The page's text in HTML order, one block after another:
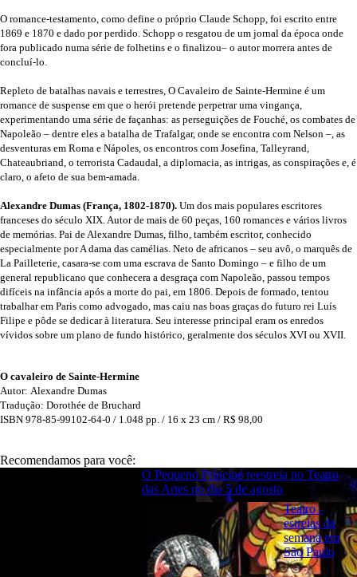
O romance-testamento, como define o próprio Claude Schopp, foi escrito entre
1869 e 1870 e dado por perdido. Schopp o resgatou de um jornal da época onde
fora publicado numa série de folhetins e o finalizou– o autor morrera antes de
concluí-lo.
Repleto de batalhas navais e terrestres, O Cavaleiro de Sainte-Hermine é um
romance de suspense em que o herói pretende perpetrar uma vingança,
experimentando uma série de façanhas: as perseguições de Fouché, os combates de
Napoleão – dentre eles a batalha de Trafalgar, onde se encontra com Nelson –, as
desventuras em Roma e Nápoles, os encontros com Josefina, Talleyrand,
Chateaubriand, o terrorista Cadaudal, a diplomacia, as intrigas, as conspirações e, é
claro, o afeto de sua bem-amada.
Alexandre Dumas (França, 1802-1870). Um dos mais populares escritores
franceses do século XIX. Autor de mais de 60 peças, 160 romances e vários livros
de memórias. Pai de Alexandre Dumas, filho, também escritor, conhecido
especialmente por A dama das camélias. Neto de africanos – seu avô, o marquês de
La Pailleterie , casara-se com uma escrava de Santo Domingo – e filho de um
general republicano que conhecera a desgraça com Napoleão, passou tempos
difíceis na infância após a morte do pai, em 1806. Depois de formado, tentou
trabalhar em Paris como advogado, mas caiu nas boas graças do futuro rei Luís
Filipe e pôde se dedicar à literatura. Seu interesse principal eram os enredos
vívidos sobre um plano de fundo histórico, geralmente dos séculos XVI ou XVII.
O cavaleiro de Sainte-Hermine
Autor: Alexandre Dumas
Tradução: Dorothée de Bruchard
ISBN 978-85-99102-64-0 / 1.048 pp. / 16 x 23 cm / R$ 98,00
Recomendamos para você:
O Pequeno Príncipe reestreia no Teatro
das Artes no dia 5 de agosto
Teatro -
estreias da
semana em
São Paulo